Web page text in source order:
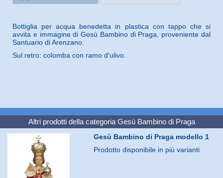
Bottiglia per acqua benedetta in plastica con tappo che si
avvita e immagine di Gesù Bambino di Praga, proveniente dal
Santuario di Arenzano.
Sul retro: colomba con ramo d'ulivo.
Altri prodotti della categoria Gesù Bambino di Praga
Gesù Bambino di Praga modello 1
Prodotto disponibile in più varianti